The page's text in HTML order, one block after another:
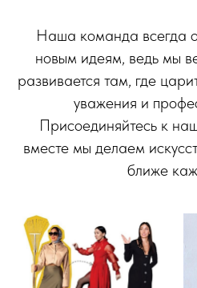
Наша команда всегда
новым идеям, ведь мы
развивается там, где
уважения и
Присоединяйтесь к
вместе мы делаем
ближе